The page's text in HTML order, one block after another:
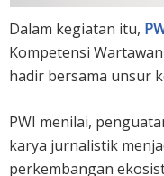
Dalam kegiatan itu,
Kompetensi
hadir bersama unsur
PWI menilai,
karya jurnalistik
perkembangan